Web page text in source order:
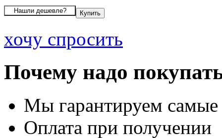
хочу спросить
Почему надо
Мы гарантируем
Оплата при получении